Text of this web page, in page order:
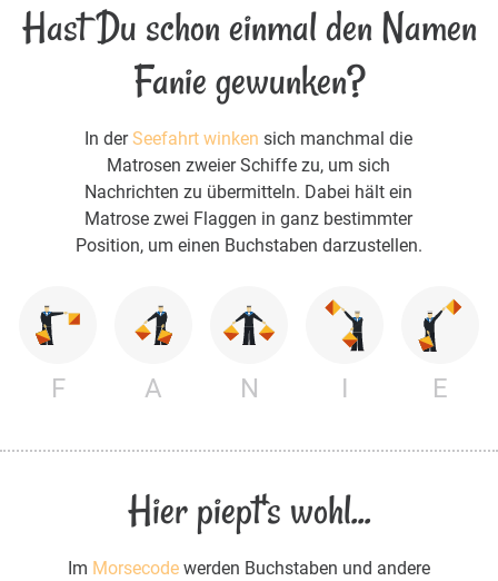
Hast Du schon einmal den Namen
Fanie gewunken?
In derSeefahrt winken sich manchmal die
Matrosen zweier Schiffe zu, um sich
Nachrichten zu übermitteln. Dabei hält ein
Matrose zwei Flaggen in ganz bestimmter
Position, um einen Buchstaben darzustellen.
F A N I E
Hier piept's wohl...
Im Morsecodewerden Buchstaben und andere